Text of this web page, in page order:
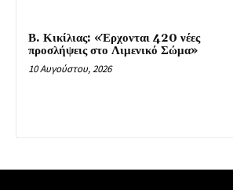
Β. Κικίλιας: «Έρχονται 420 νέες
προσλήψεις στο Λιμενικό Σώμα»
10 Αυγούστου, 2026